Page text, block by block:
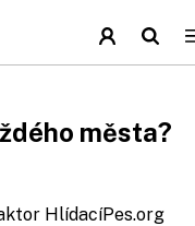
města?
HlídacíPes.org